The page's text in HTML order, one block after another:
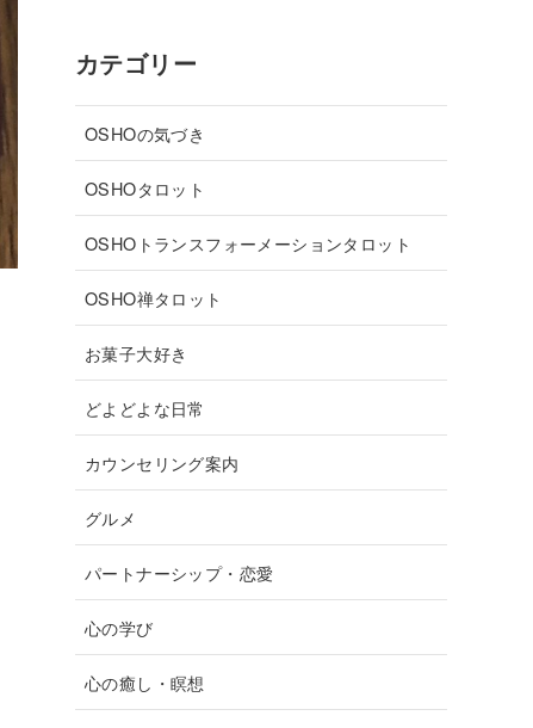
カテゴリー
OSHOの気づき
OSHOタロット
OSHOトランスフォーメーションタロット
OSHO禅タロット
お菓子大好き
どよどよな日常
カウンセリング案内
グルメ
パートナーシップ・恋愛
心の学び
心の癒し・瞑想